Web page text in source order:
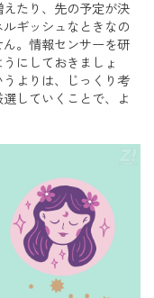
えたり、先の予定が決
ギッシュなときなの
。情報センサーを研
にしておきましょ
よりは、じっくり考
していくことで、よ